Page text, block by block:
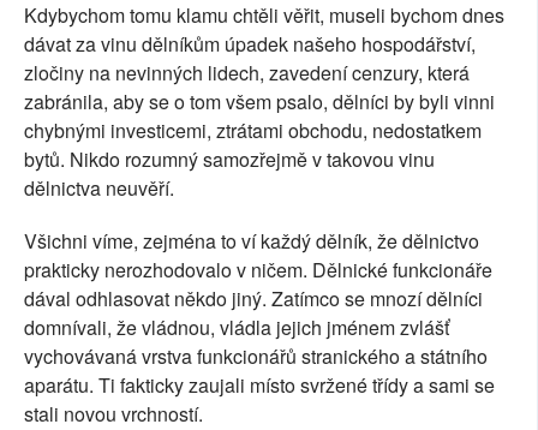
Kdybychom tomu klamu chtěli věřit, museli bychom dnes
dávat za vinu dělníkům úpadek našeho hospodářství,
zločiny na nevinných lidech, zavedení cenzury, která
zabránila, aby se o tom všem psalo, dělníci by byli vinni
chybnými investicemi, ztrátami obchodu, nedostatkem
bytů. Nikdo rozumný samozřejmě v takovou vinu
dělnictva neuvěří.
Všichni víme, zejména to ví každý dělník, že dělnictvo
prakticky nerozhodovalo v ničem. Dělnické funkcionáře
dával odhlasovat někdo jiný. Zatímco se mnozí dělníci
domnívali, že vládnou, vládla jejich jménem zvlášť
vychovávaná vrstva funkcionářů stranického a státního
aparátu. Ti fakticky zaujali místo svržené třídy a sami se
stali novou vrchností.